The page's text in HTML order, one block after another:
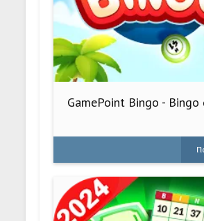
GamePoint Bingo - Bingo